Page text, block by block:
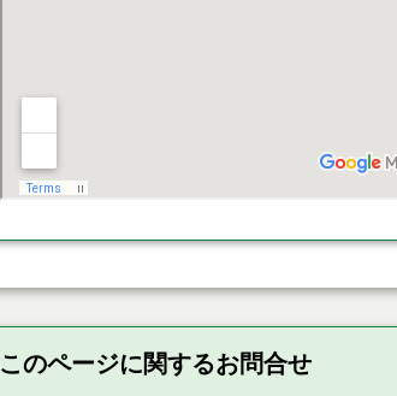
このページに関するお問合せ